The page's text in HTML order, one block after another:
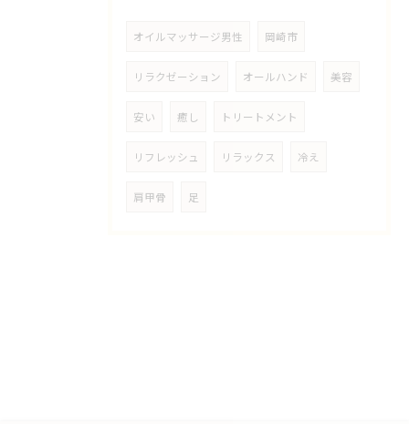
オイルマッサージ男性 岡崎市
リラクゼーション オールハンド 美容
安い 癒し トリートメント
リフレッシュ リラックス 冷え
肩甲骨 足